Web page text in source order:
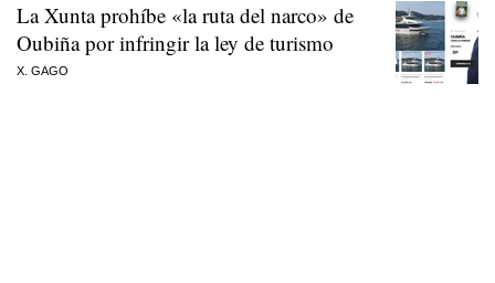
La Xunta prohíbe «la ruta del narco» de
Oubiña por infringir la ley de turismo
X. GAGO